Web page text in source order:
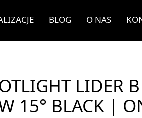
BLOG O NAS
LIDER
15° BLACK |